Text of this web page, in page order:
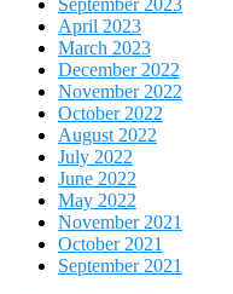
April 2023
March 2023
December 2022
November 2022
October 2022
August 2022
July 2022
June 2022
May 2022
November 2021
October 2021
September 2021